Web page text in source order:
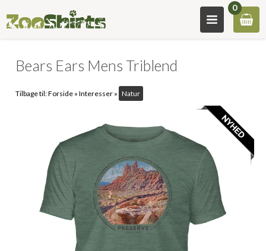
0
Bears Ears Mens Triblend
Tilbage til:Forside »Interesser » Natur